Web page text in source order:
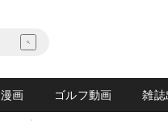
漫画 ゴルフ動画 雑誌